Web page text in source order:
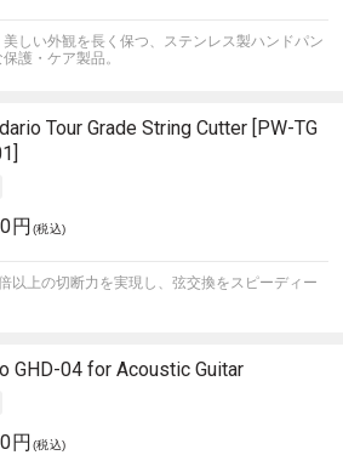
しい外観を長く保つ、ステンレス製ハンドパン
護・ケア製品。
Tour Grade String Cutter [PW-TG
円 (税込)
以上の切断力を実現し、弦交換をスピーディー
GHD-04 for Acoustic Guitar
円 (税込)